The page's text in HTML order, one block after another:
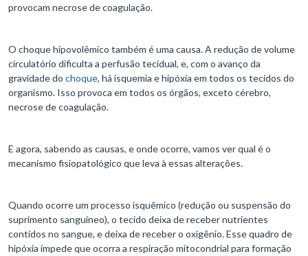
provocam necrose de coagulação.
O choque hipovolêmico também é uma causa. A redução de volume
circulatório dificulta a perfusão tecidual, e, com o avanço da
gravidade do choque, há isquemia e hipóxia em todos os tecidos do
organismo. Isso provoca em todos os órgãos, exceto cérebro,
necrose de coagulação.
E agora, sabendo as causas, e onde ocorre, vamos ver qual é o
mecanismo fisiopatológico que leva à essas alterações.
Quando ocorre um processo isquêmico (redução ou suspensão do
suprimento sanguíneo), o tecido deixa de receber nutrientes
contidos no sangue, e deixa de receber o oxigênio. Esse quadro de
hipóxia impede que ocorra a respiração mitocondrial para formação